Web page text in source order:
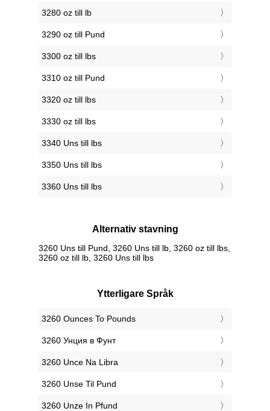
3280 oz till lb
3290 oz till Pund
3300 oz till lbs
3310 oz till Pund
3320 oz till lbs
3330 oz till lbs
3340 Uns till lbs
3350 Uns till lbs
3360 Uns till lbs
Alternativ stavning
3260 Uns till Pund, 3260 Uns till lb, 3260 oz till lbs,
3260 oz till lb, 3260 Uns till lbs
Ytterligare Språk
‎3260 Ounces To Pounds
‎3260 Унция в Фунт
‎3260 Unce Na Libra
‎3260 Unse Til Pund
‎3260 Unze In Pfund